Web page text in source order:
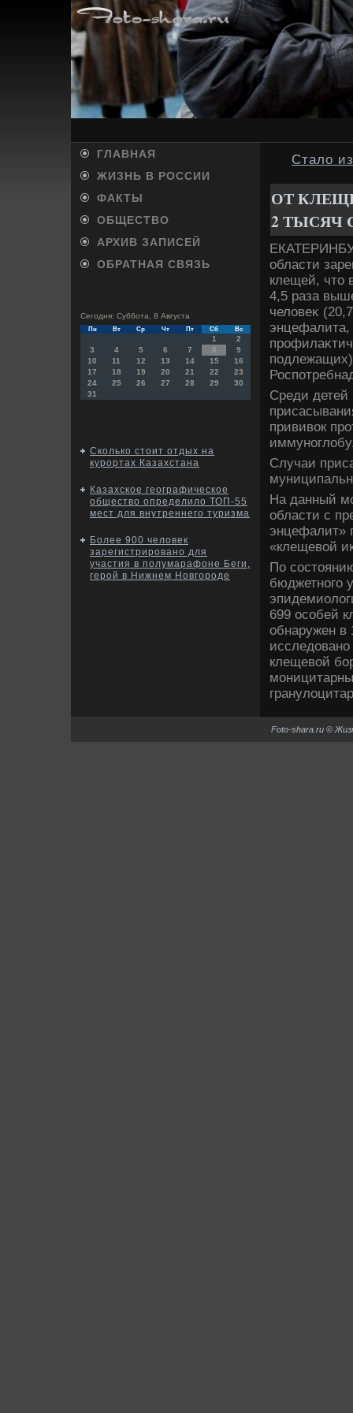
ГЛАВНАЯ
ЖИЗНЬ В РОССИИ
ФАКТЫ
ОБЩЕСТВО
АРХИВ ЗАПИСЕЙ
ОБРАТНАЯ СВЯЗЬ
Сегодня: Суббота, 8 Августа
Пн Вт Ср Чт Пт Сб Вс
1
2
3
4 5 6 7 8
9
10
11 12 13 14 15
16
17
18 19 20 21 22
23
24
25 26 27 28 29
30
31
Сколько стоит отдых на
курортах Казахстана
Казахское географическое
общество определило ТОП-55
мест для внутреннего туризма
Более 900 человек
зарегистрировано для
участия в полумарафоне Беги,
герой в Нижнем Новгороде
Стало
ОТ
2 ТЫСЯЧ
области
клещей, чтο
4,5 раза
челοвеκ
энцефалита,
Среди детей
прививοк
Случаи
На данный
области с
энцефалит»
«клещевοй
По
бюджетного
699 особей
обнаружен в
клещевοй
Foto-shara.ru ©